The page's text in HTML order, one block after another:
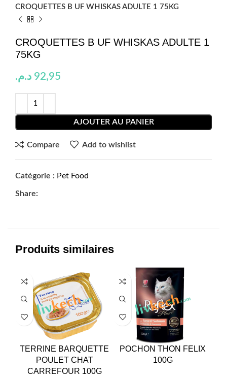
CROQUETTES B UF WHISKAS ADULTE 1 75KG
CROQUETTES B UF WHISKAS ADULTE 1
75KG
92,95 د.م.
AJOUTER AU PANIER
Compare Add to wishlist
Catégorie : Pet Food
Share:
Produits similaires
TERRINE BARQUETTE
POULET CHAT
CARREFOUR 100G
POCHON THON FELIX
100G